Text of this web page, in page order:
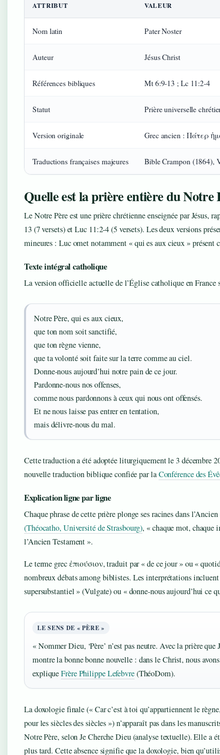
ATTRIBUT VALEUR
Nom latin Pater Noster
Auteur Jésus Christ
Références bibliques Mt 6:9-13 ; Lc 11:2-4
Statut Prière universelle
Version originale Grec ancien : Πάτερ
Traductions françaises majeures Bible Crampon (1864),
Quelle est la prière entière du Notre
Le Notre Père est une prière chrétienne enseignée par Jésus,
13 (7 versets) et Luc 11:2-4 (5 versets). Les deux versions
mineures : Luc omet notamment « qui es aux cieux » présent
Texte intégral catholique
La version officielle actuelle de l’Église catholique en France
Notre Père, qui es aux cieux,
que ton nom soit sanctifié,
que ton règne vienne,
que ta volonté soit faite sur la terre comme au ciel.
Donne-nous aujourd’hui notre pain de ce jour.
Pardonne-nous nos offenses,
comme nous pardonnons à ceux qui nous ont offensés.
Et ne nous laisse pas entrer en tentation,
mais délivre-nous du mal.
Cette traduction a été adoptée liturgiquement le 3 décembre
nouvelle traduction biblique confiée par laConférence des
Explication ligne par ligne
Chaque phrase de cette prière plonge ses racines dans
(Théocatho, Université de Strasbourg), « chaque mot, chaque
l’Ancien Testament ».
Le terme grec ἐπιούσιον, traduit par « de ce jour » ou «
nombreux débats among biblistes. Les interprétations
supersubstantiel » (Vulgate) ou « donne-nous aujourd’hui ce
LE SENS DE « PÈRE »
« Nommer Dieu, ‘Père’ n’est pas neutre. Avec la prière que
montre la bonne bonne nouvelle : dans le Christ, nous
expliqueFrère Philippe Lefebvre(ThéoDom).
La doxologie finale (« Car c’est à toi qu’appartiennent le
pour les siècles des siècles ») n’apparaît pas dans les
Notre Père, selon Je Cherche Dieu (analyse textuelle). Elle a
plus tard. Cette absence signifie que la doxologie, bien